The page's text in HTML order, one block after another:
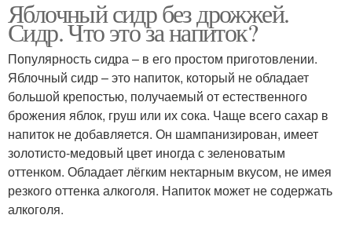
Яблочный сидр без дрожжей.
Сидр. Что это за напиток?
Популярность сидра – в его простом приготовлении.
Яблочный сидр – это напиток, который не обладает
большой крепостью, получаемый от естественного
брожения яблок, груш или их сока. Чаще всего сахар в
напиток не добавляется. Он шампанизирован, имеет
золотисто-медовый цвет иногда с зеленоватым
оттенком. Обладает лёгким нектарным вкусом, не имея
резкого оттенка алкоголя. Напиток может не содержать
алкоголя.